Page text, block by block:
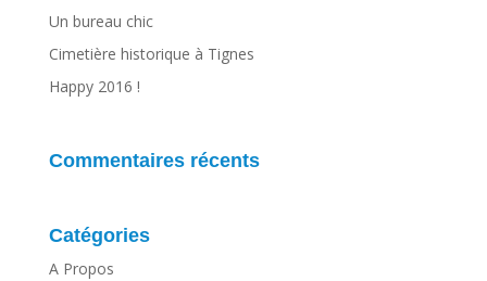
Un bureau chic
Cimetière historique à Tignes
Happy 2016 !
Commentaires récents
Catégories
A Propos